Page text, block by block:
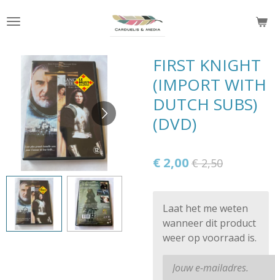
direct
hoofdinhoud
FIRST KNIGHT
(IMPORT WITH
DUTCH SUBS)
(DVD)
€ 2,00 € 2,50
Laat het me weten
wanneer dit product
weer op voorraad is.